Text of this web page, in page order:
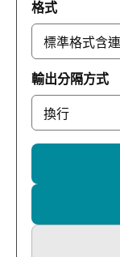
格式
輸出分隔方式